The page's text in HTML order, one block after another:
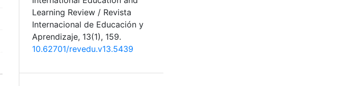
Learning Review / Revista
Internacional de Educación y
Aprendizaje, 13(1), 159.
10.62701/revedu.v13.5439